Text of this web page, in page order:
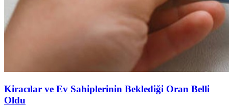
Kiracılar ve Ev Sahiplerinin Beklediği Oran Belli
Oldu